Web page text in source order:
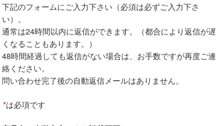
下記のフォームにご入力下さい（必須は必ずご入力下さ
い）。
通常は24時間以内に返信ができます。（都合により返信が遅
くなることもあります。）
48時間経過しても返信がない場合は、お手数ですが再度ご連
絡ください。
問い合わせ完了後の自動返信メールはありません。
*は必項です